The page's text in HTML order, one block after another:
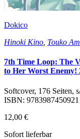
Dokico
Hinoki Kino Touko
7th Time Loop: The
to Her Worst Enemy!
Softcover, 176 Seiten,
ISBN: 9783987450921
12,00 €
Sofort lieferbar